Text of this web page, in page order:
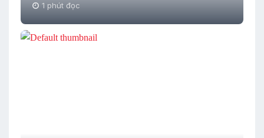
1 phút đọc